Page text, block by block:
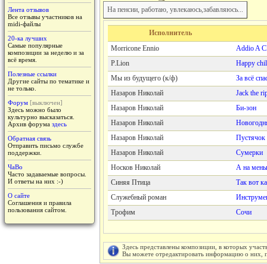
Лента отзывов
Все отзывы участников на
midi-файлы
20-ка лучших
Самые популярные
композиции за неделю и за
всё время.
Полезные ссылки
Другие сайты по тематике и
не только.
Форум [выключен]
Здесь можно было
культурно высказаться.
Архив форума здесь
Обратная связь
Отправить письмо службе
поддержки.
ЧаВо
Часто задаваемые вопросы.
И ответы на них :-)
О сайте
Соглашения и правила
пользования сайтом.
На пенсии, работаю, увлекаюсь,забавляюсь...
Исполнитель
Morricone Ennio
Addio A
P.Lion
Happy
Мы из будущего (к/ф)
За всё
Назаров Николай
Jack the
Назаров Николай
Би-зон
Назаров Николай
Назаров Николай
Пустячок
Назаров Николай
Сумерки
Носков Николай
А на
Синяя Птица
Так вот
Служебный роман
Трофим
Сочи
Здесь представлены композиции, в которых
Вы можете отредактировать информацию о них,